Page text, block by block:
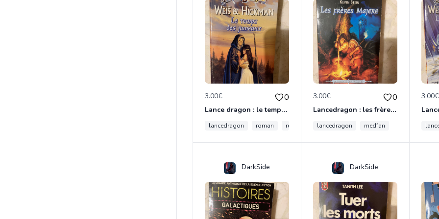
3.00€ 0
Lance dragon : le temps des jumeaux
lancedragon roman retro jumeaux
3.00€ 0
Lancedragon : les frères majères
lancedragon medfan
3.00€
DarkSide DarkSide